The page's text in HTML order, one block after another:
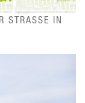
IN D